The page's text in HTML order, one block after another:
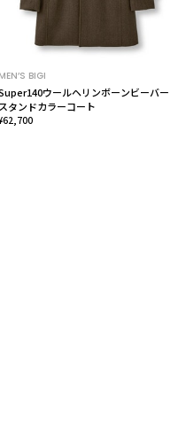
MEN’S BIGI
ウールヘリンボーンビーバー
スタンドカラーコート